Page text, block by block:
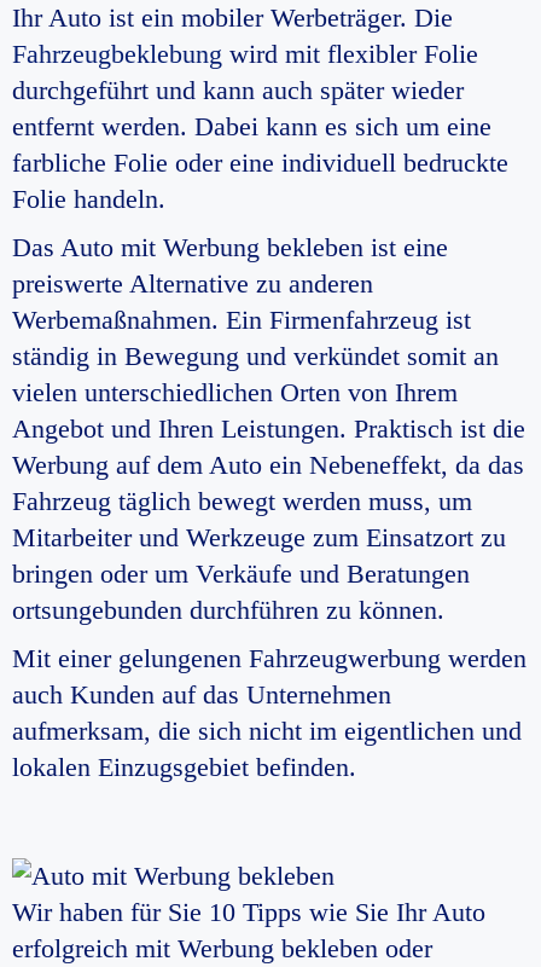
Ihr Auto ist ein mobiler Werbeträger. Die
Fahrzeugbeklebung wird mit flexibler Folie
durchgeführt und kann auch später wieder
entfernt werden. Dabei kann es sich um eine
farbliche Folie oder eine individuell bedruckte
Folie handeln.
Das Auto mit Werbung bekleben ist eine
preiswerte Alternative zu anderen
Werbemaßnahmen. Ein Firmenfahrzeug ist
ständig in Bewegung und verkündet somit an
vielen unterschiedlichen Orten von Ihrem
Angebot und Ihren Leistungen. Praktisch ist die
Werbung auf dem Auto ein Nebeneffekt, da das
Fahrzeug täglich bewegt werden muss, um
Mitarbeiter und Werkzeuge zum Einsatzort zu
bringen oder um Verkäufe und Beratungen
ortsungebunden durchführen zu können.
Mit einer gelungenen Fahrzeugwerbung werden
auch Kunden auf das Unternehmen
aufmerksam, die sich nicht im eigentlichen und
lokalen Einzugsgebiet befinden.
Wir haben für Sie 10 Tipps wie Sie Ihr Auto
erfolgreich mit Werbung bekleben oder